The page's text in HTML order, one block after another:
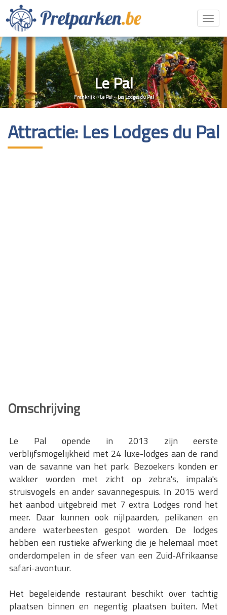
Le Pal
Frankrijk»Le Pal»Les Lodges du Pal
Attractie: Les Lodges du Pal
Omschrijving
Le Pal opende in 2013 zijn eerste
verblijfsmogelijkheid met 24 luxe-lodges aan de rand
van de savanne van het park. Bezoekers konden er
wakker worden met zicht op zebra's, impala's
struisvogels en ander savannegespuis. In 2015 werd
het aanbod uitgebreid met 7 extra Lodges rond het
meer. Daar kunnen ook nijlpaarden, pelikanen en
andere waterbeesten gespot worden. De lodges
hebben een rustieke afwerking die je helemaal moet
onderdompelen in de sfeer van een Zuid-Afrikaanse
safari-avontuur.
Het begeleidende restaurant beschikt over tachtig
plaatsen binnen en negentig plaatsen buiten. Met